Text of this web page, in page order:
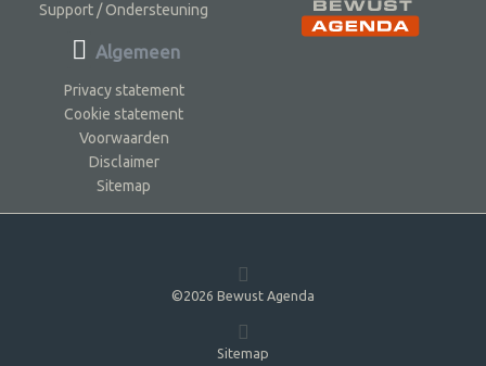
Support / Ondersteuning
Algemeen
Privacy statement
Cookie statement
Voorwaarden
Disclaimer
Sitemap
©2026 Bewust Agenda
Sitemap